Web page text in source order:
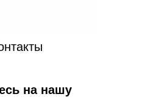
на нашу